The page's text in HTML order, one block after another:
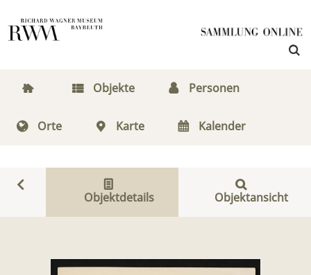
Objekte Personen
Orte Karte Kalender
Objektdetails Objektansicht